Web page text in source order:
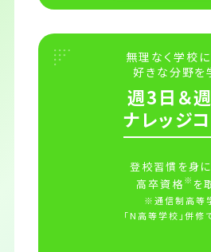
無理なく学校に
好きな分野を
週3日＆
ナレッジ
登校習慣を身に
高卒資格 ※ を
※通信制高等
「N高等学校」併修